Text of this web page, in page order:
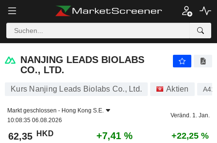
NANJING LEADS BIOLABS
CO., LTD.
Kurs Nanjing Leads Biolabs Co., Ltd. Aktien
Markt geschlossen - Hong Kong S.E.
10:08:35 06.08.2026
Veränd. 1. Jan.
62,35 HKD +7,41 % +22,25 %